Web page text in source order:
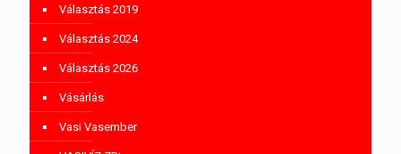
Választás 2019
Választás 2024
Választás 2026
Vásárlás
Vasi Vasember